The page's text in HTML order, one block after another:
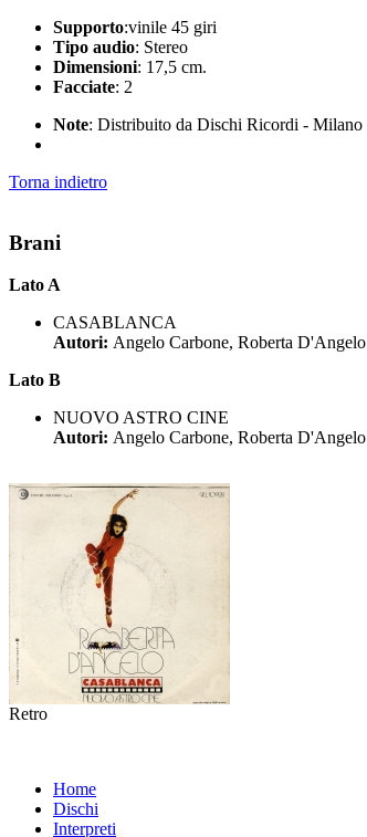
Supporto:vinile 45 giri
Tipo audio: Stereo
Dimensioni: 17,5 cm.
Facciate: 2
Note: Distribuito da Dischi Ricordi - Milano
Torna indietro
Brani
Lato A
CASABLANCA
Autori: Angelo Carbone, Roberta D'Angelo
Lato B
NUOVO ASTRO CINE
Autori: Angelo Carbone, Roberta D'Angelo
Retro
Home
Dischi
Interpreti